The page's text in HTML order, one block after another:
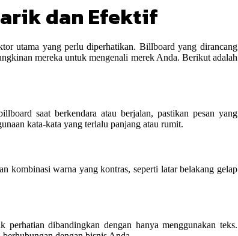
dan Efektif
utama yang perlu diperhatikan. Billboard yang dirancang
mereka untuk mengenali merek Anda. Berikut adalah
saat berkendara atau berjalan, pastikan pesan yang
kata-kata yang terlalu panjang atau rumit.
kombinasi warna yang kontras, seperti latar belakang gelap
dibandingkan dengan hanya menggunakan teks.